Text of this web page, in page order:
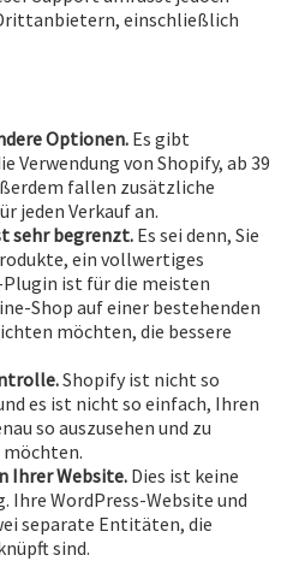
einschließlich
Optionen. Es gibt
Verwendung von Shopify, ab 39
fallen zusätzliche
jeden Verkauf an.
sehr begrenzt. Es sei denn, Sie
ein vollwertiges
ist für die meisten
Shop auf einer bestehenden
möchten, die bessere
Shopify ist nicht so
es ist nicht so einfach, Ihren
so auszusehen und zu
möchten.
Ihrer Website. Dies ist keine
Ihre WordPress-Website und
separate Entitäten, die
sind.